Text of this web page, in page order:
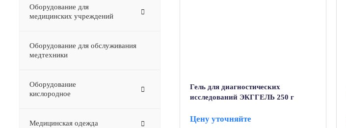
Гель для диагностических
исследований ЭКГГЕЛЬ 250 г
Цену уточняйте
Оборудование для
медицинских учреждений
Оборудование для обслуживания
медтехники
Оборудование
кислородное
–
Медицинская одежда